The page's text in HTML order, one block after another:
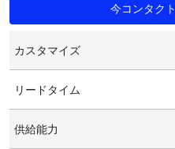
今コンタク
カスタマイズ
カスタマイズされたパッケージ
リードタイム
供給能力